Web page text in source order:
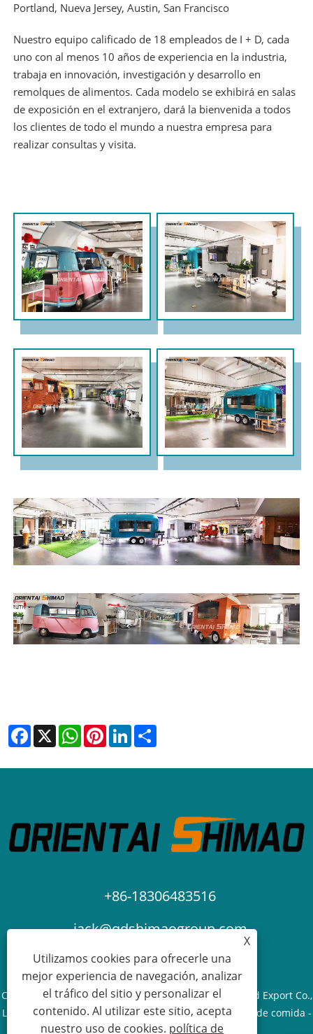
Portland, Nueva Jersey, Austin, San Francisco
Nuestro equipo calificado de 18 empleados de I + D, cada
uno con al menos 10 años de experiencia en la industria,
trabaja en innovación, investigación y desarrollo en
remolques de alimentos. Cada modelo se exhibirá en salas
de exposición en el extranjero, dará la bienvenida a todos
los clientes de todo el mundo a nuestra empresa para
realizar consultas y visita.
Facebook
X WhatsAppPinterestLinkedIn
+86-18306483516
jack@qdshimaogroup.com
Copyright © 2023 Qingdao Oriental Shimao Import and Export Co.,
Ltd. - Camión de comida, remolque de comida, carrito de comida -
Todos los derechos reservados.
X
Utilizamos cookies para ofrecerle una
mejor experiencia de navegación, analizar
el tráfico del sitio y personalizar el
contenido. Al utilizar este sitio, acepta
nuestro uso de cookies. política de